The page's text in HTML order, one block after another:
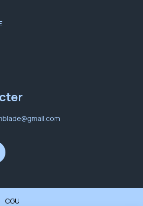
CGU